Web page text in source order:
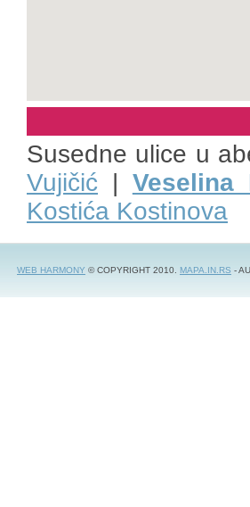
Susedne ulice u
Vujičić | Veselina
Kostića Kostinova
WEB HARMONY © COPYRIGHT 2010. MAPA.IN.RS -